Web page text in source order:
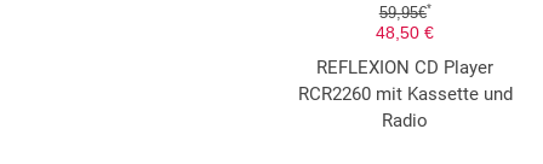
59,95€*
48,50 €
REFLEXION CD Player
RCR2260 mit Kassette und
Radio